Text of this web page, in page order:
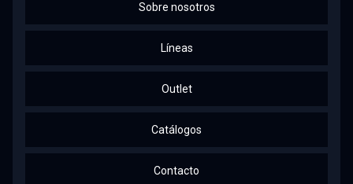
Sobre nosotros
Líneas
Outlet
Catálogos
Contacto